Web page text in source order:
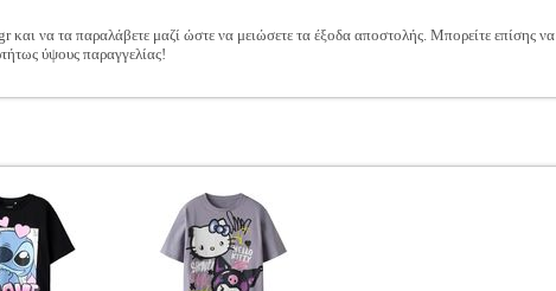
να τα παραλάβετε μαζί ώστε να μειώσετε τα έξοδα αποστολής. Μπορείτε επίσης να
ύψους παραγγελίας!